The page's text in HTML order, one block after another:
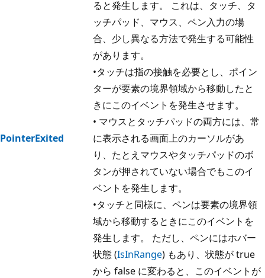
PointerExited
ると発生します。 これは、タッチ、タ
ッチパッド、マウス、ペン入力の場
合、少し異なる方法で発生する可能性
があります。
•タッチは指の接触を必要とし、ポイン
ターが要素の境界領域から移動したと
きにこのイベントを発生させます。
• マウスとタッチパッドの両方には、常
に表示される画面上のカーソルがあ
り、たとえマウスやタッチパッドのボ
タンが押されていない場合でもこのイ
ベントを発生します。
•タッチと同様に、ペンは要素の境界領
域から移動するときにこのイベントを
発生します。 ただし、ペンにはホバー
状態 (IsInRange) もあり、状態が true
から false に変わると、このイベントが